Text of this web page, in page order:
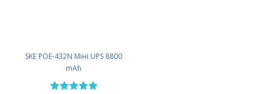
SKE POE-432N Міні UPS 8800
mAh